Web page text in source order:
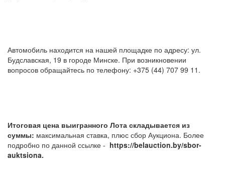
Автомобиль находится на нашей площадке по адресу: ул.
Будславская, 19 в городе Минске. При возникновении
вопросов обращайтесь по телефону: +375 (44) 707 99 11.
Итоговая цена выигранного Лота складывается из
суммы: максимальная ставка, плюс сбор Аукциона. Более
подробно по данной ссылке - https://belauction.by/sbor-
auktsiona.